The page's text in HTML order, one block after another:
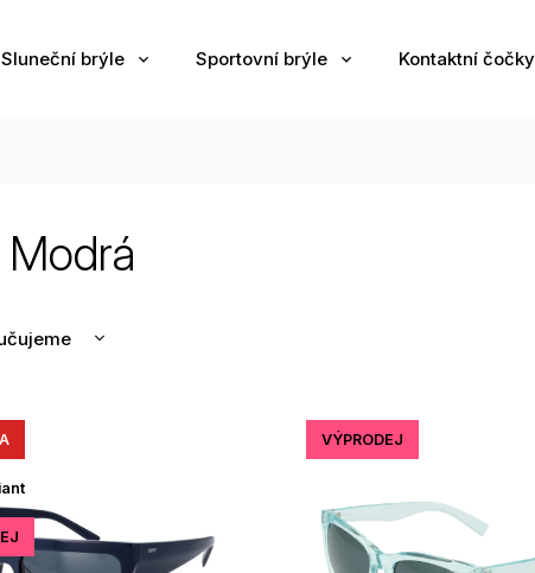
Sluneční brýle Sportovní brýle Kontaktní čočky
Modrá
VÝPRODEJ